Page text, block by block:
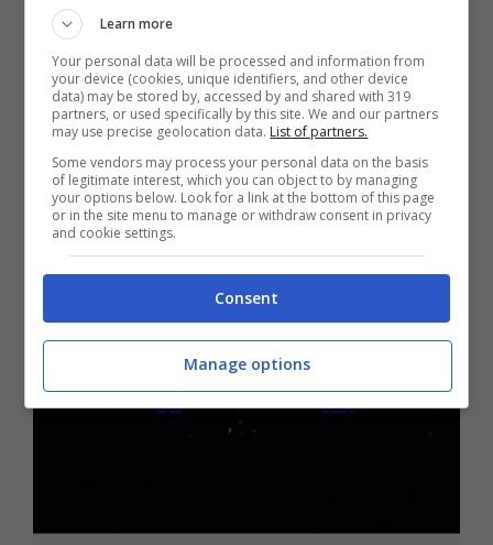
Samsung Galaxy M2: rumors su
scheda tecnica e uscita
Novembre 26, 2018
Learn more
Your personal data will be processed and information from
your device (cookies, unique identifiers, and other device
data) may be stored by, accessed by and shared with 319
partners, or used specifically by this site. We and our partners
may use precise geolocation data. List of partners.
Some vendors may process your personal data on the basis
of legitimate interest, which you can object to by managing
your options below. Look for a link at the bottom of this page
or in the site menu to manage or withdraw consent in privacy
and cookie settings.
Consent
Manage options